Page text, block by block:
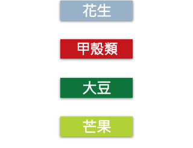
花生
甲殼類
大豆
芒果